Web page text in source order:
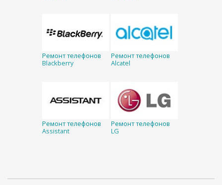
Ремонт телефонов
Blackberry
Ремонт телефонов
Alcatel
Ремонт телефонов
Assistant
Ремонт телефонов
LG